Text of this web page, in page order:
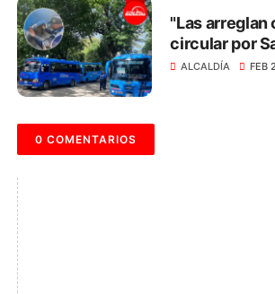
"Las arreglan
circular por
advertencia a
ALCALDÍA FEB
0 COMENTARIOS